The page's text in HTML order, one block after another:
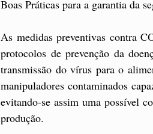
Boas Práticas para a garantia da
As medidas preventivas contra
protocolos de prevenção da
transmissão do vírus para o
manipuladores contaminados
evitando-se assim uma possível
produção.